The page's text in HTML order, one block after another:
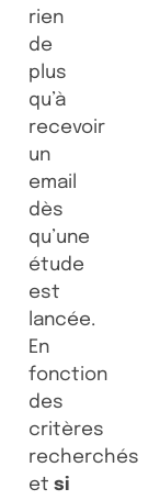
rien
de
plus
qu’à
recevoir
un
email
dès
qu’une
étude
est
lancée.
En
fonction
des
critères
recherchés
et si